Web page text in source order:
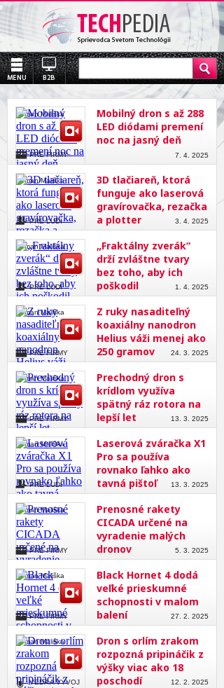
Mobilný dron s až 288
LED diódami premení
noc na jasný deň
Roman Mališka
7. 4. 2025
PRE FIRMY
3D tlačiareň, ktorá
funguje ako laserová
gravírovačka, rezačka
a plotter
Roman Mališka
3. 4. 2025
PRE ĽUDÍ
„Fraktálny zverák“
drží zvláštne tvary
bez toho, aby ich
poškodil
Roman Mališka
1. 4. 2025
PRE ĽUDÍ
Z ruky nasaditeľný
koaxiálny nanodron
Helius váži menej ako
250 gramov
Roman Mališka
24. 3. 2025
PRE FIRMY
Prechodný dron s
krídlom využíva
spätný ráz rotora na
lepší let
Roman Mališka
13. 3. 2025
PRE FIRMY
Laserová zváračka X1
Pro sa používa
rovnako ľahko ako
tavná pištoľ
Roman Mališka
13. 3. 2025
PRE ĽUDÍ
Prenosné rakety
CICADA určené na
vyradenie malých
dronov
Roman Mališka
5. 3. 2025
PRE FIRMY
Black Hornet 4 dodá
veľké prieskumné
schopnosti v malom
balení
Roman Mališka
27. 2. 2025
PRE FIRMY
Dron s orlím zrakom
rozpozná pripináčik z
výšky viac ako 18
poschodí
Roman Mališka
12. 2. 2025
VEDA A VÝVOJ